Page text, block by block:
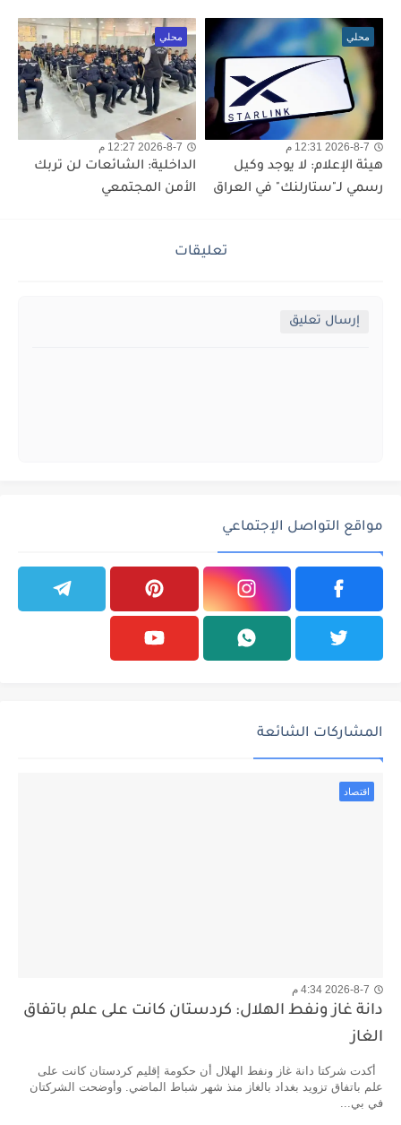
محلي
2026-8-7 12:31 م
هيئة الإعلام: لا يوجد وكيل
رسمي لـ"ستارلنك" في العراق
محلي
2026-8-7 12:27 م
الداخلية: الشائعات لن تربك
الأمن المجتمعي
تعليقات
إرسال تعليق
مواقع التواصل الإجتماعي
المشاركات الشائعة
اقتصاد
2026-8-7 4:34 م
دانة غاز ونفط الهلال: كردستان كانت على علم باتفاق
الغاز
أكدت شركتا دانة غاز ونفط الهلال أن حكومة إقليم كردستان كانت على
علم باتفاق تزويد بغداد بالغاز منذ شهر شباط الماضي. وأوضحت الشركتان
في بي...